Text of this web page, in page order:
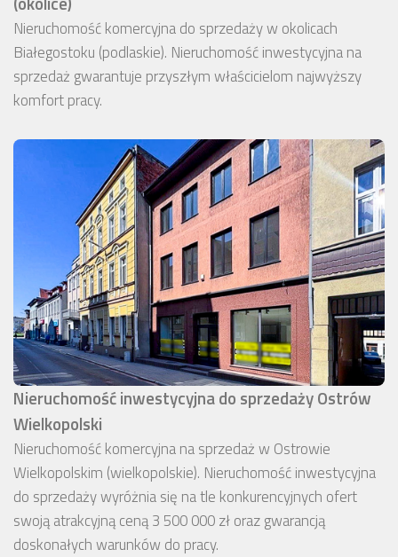
Nieruchomość komercyjna do sprzedaży w okolicach
Białegostoku (podlaskie). Nieruchomość inwestycyjna na
sprzedaż gwarantuje przyszłym właścicielom najwyższy
komfort pracy.
Nieruchomość inwestycyjna do sprzedaży Ostrów
Wielkopolski
Nieruchomość komercyjna na sprzedaż w Ostrowie
Wielkopolskim (wielkopolskie). Nieruchomość inwestycyjna
do sprzedaży wyróżnia się na tle konkurencyjnych ofert
swoją atrakcyjną ceną 3 500 000 zł oraz gwarancją
doskonałych warunków do pracy.